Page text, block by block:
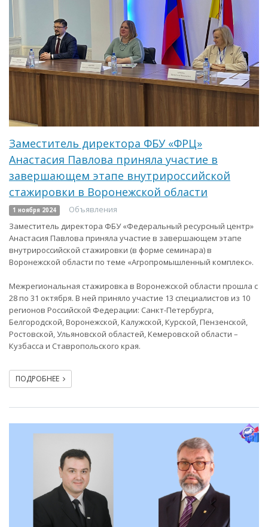
Заместитель директора ФБУ «ФРЦ»
Анастасия Павлова приняла участие в
завершающем этапе внутрироссийской
стажировки в Воронежской области
1 ноября 2024
Объявления
Заместитель директора ФБУ «Федеральный ресурсный центр»
Анастасия Павлова приняла участие в завершающем этапе
внутрироссийской стажировки (в форме семинара) в
Воронежской области по теме «Агропромышленный комплекс».
Межрегиональная стажировка в Воронежской области прошла с
28 по 31 октября. В ней приняло участие 13 специалистов из 10
регионов Российской Федерации: Санкт-Петербурга,
Белгородской, Воронежской, Калужской, Курской, Пензенской,
Ростовской, Ульяновской областей, Кемеровской области –
Кузбасса и Ставропольского края.
ПОДРОБНЕЕ